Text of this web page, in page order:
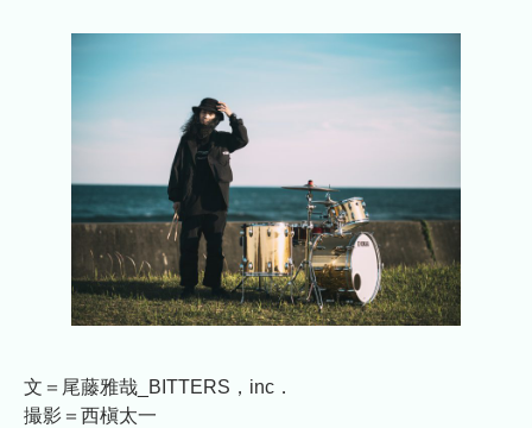
文＝尾藤雅哉_BITTERS，inc．
撮影＝西槇太一